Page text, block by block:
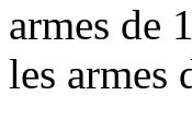
armes de
les armes